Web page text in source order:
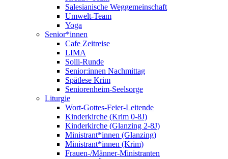
Salesianische Weggemeinschaft
Umwelt-Team
Yoga
Senior*innen
Cafe Zeitreise
LIMA
Solli-Runde
Senior:innen Nachmittag
Spätlese Krim
Seniorenheim-Seelsorge
Liturgie
Wort-Gottes-Feier-Leitende
Kinderkirche (Krim 0-8J)
Kinderkirche (Glanzing 2-8J)
Ministrant*innen (Glanzing)
Ministrant*innen (Krim)
Frauen-/Männer-Ministranten